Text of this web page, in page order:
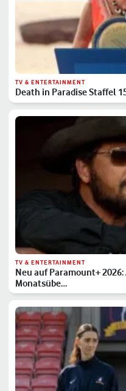
TV & ENTERTAINMENT
Death in Paradise Staffel
TV & ENTERTAINMENT
Neu auf Paramount+
Monatsübe…